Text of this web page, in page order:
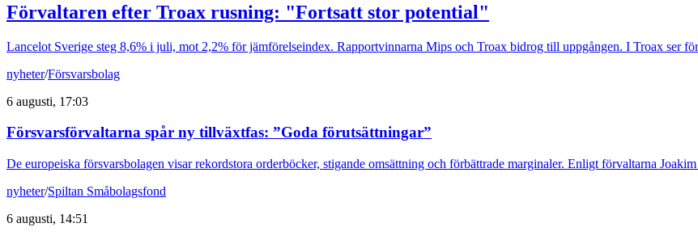
Förvaltaren efter Troax rusning: "Fortsatt stor potential"
Lancelot Sverige steg 8,6% i juli, mot 2,2% för jämförelseindex. Rapportvinnarna Mips och Troax bidrog till uppgången. I Troax ser
nyheter/Försvarsbolag
6 augusti, 17:03
Försvarsförvaltarna spår ny tillväxtfas: ”Goda förutsättningar”
De europeiska försvarsbolagen visar rekordstora orderböcker, stigande omsättning och förbättrade marginaler. Enligt förvaltarna
nyheter/Spiltan Småbolagsfond
6 augusti, 14:51